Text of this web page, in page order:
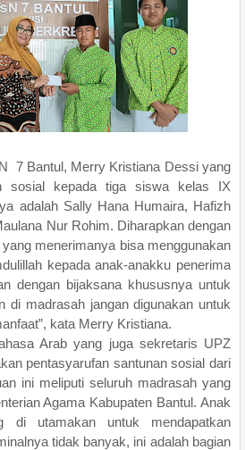
7 Bantul, Merry Kristiana Dessi yang
sosial kepada tiga siswa kelas IX
adalah Sally Hana Humaira, Hafizh
Nur Rohim. Diharapkan dengan
menerimanya bisa menggunakan
kepada anak-anakku penerima
dengan bijaksana khususnya untuk
di madrasah jangan digunakan untuk
kata Merry Kristiana.
Arab yang juga sekretaris UPZ
pentasyarufan santunan sosial dari
ini meliputi seluruh madrasah yang
Agama Kabupaten Bantul. Anak
di utamakan untuk mendapatkan
tidak banyak, ini adalah bagian